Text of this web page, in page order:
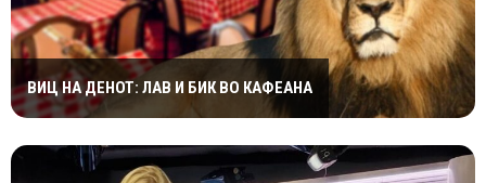
ВИЦ НА ДЕНОТ: ЛАВ И БИК ВО КАФЕАНА